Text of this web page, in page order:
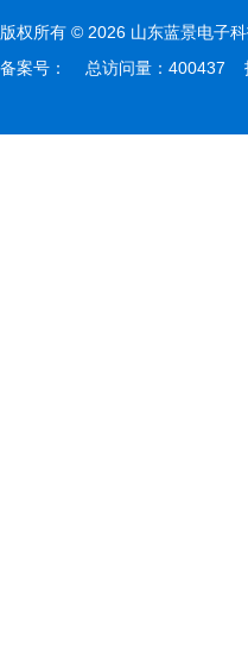
版权所有 © 2026 山东蓝景电子
备案号：
总访问量：400437